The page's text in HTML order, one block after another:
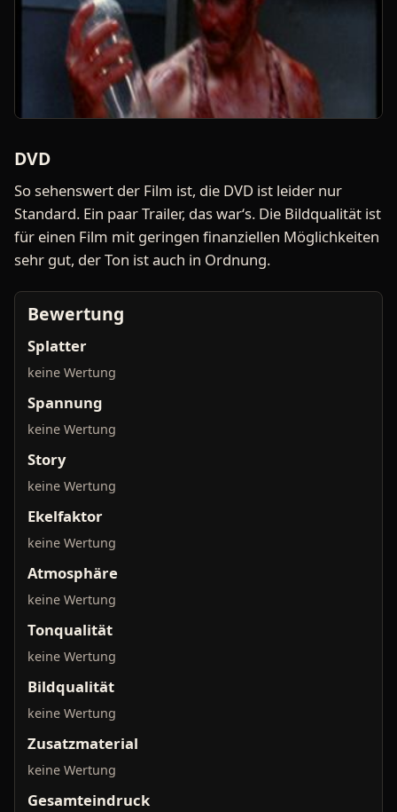
DVD
So sehenswert der Film ist, die DVD ist leider nur
Standard. Ein paar Trailer, das war‘s. Die Bildqualität ist
für einen Film mit geringen finanziellen Möglichkeiten
sehr gut, der Ton ist auch in Ordnung.
Bewertung
Splatter
keine Wertung
Spannung
keine Wertung
Story
keine Wertung
Ekelfaktor
keine Wertung
Atmosphäre
keine Wertung
Tonqualität
keine Wertung
Bildqualität
keine Wertung
Zusatzmaterial
keine Wertung
Gesamteindruck